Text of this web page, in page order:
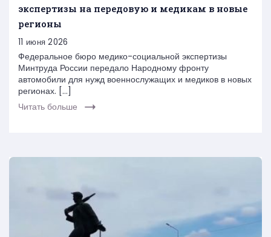
экспертизы на передовую и медикам в новые
регионы
11 июня 2026
Федеральное бюро медико-социальной экспертизы
Минтруда России передало Народному фронту
автомобили для нужд военнослужащих и медиков в новых
регионах. […]
Читать больше